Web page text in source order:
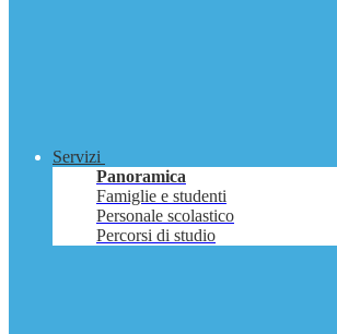
Servizi
Panoramica
Famiglie e studenti
Personale scolastico
Percorsi di studio